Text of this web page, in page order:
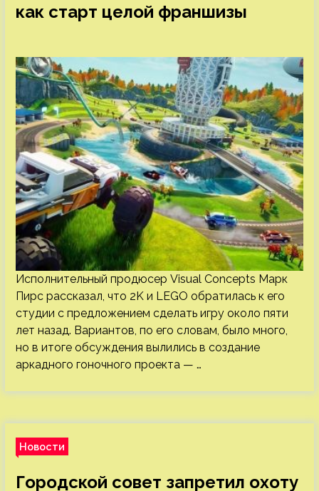
как старт целой франшизы
Исполнительный продюсер Visual Concepts Марк
Пирс рассказал, что 2K и LEGO обратилась к его
студии с предложением сделать игру около пяти
лет назад. Вариантов, по его словам, было много,
но в итоге обсуждения вылились в создание
аркадного гоночного проекта — …
Новости
Городской совет запретил охоту